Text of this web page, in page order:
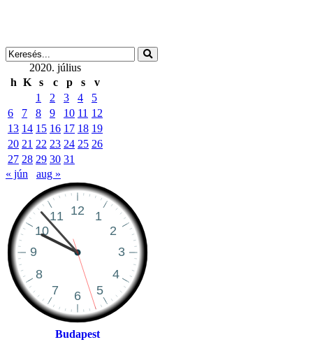
2020. július
h K s c p s
v
1
2 3 4
5
6
7 8 9 10 11 12
13 14 15 16 17 18 19
20 21 22 23 24 25 26
27 28 29 30 31
« jún
aug »
Budapest